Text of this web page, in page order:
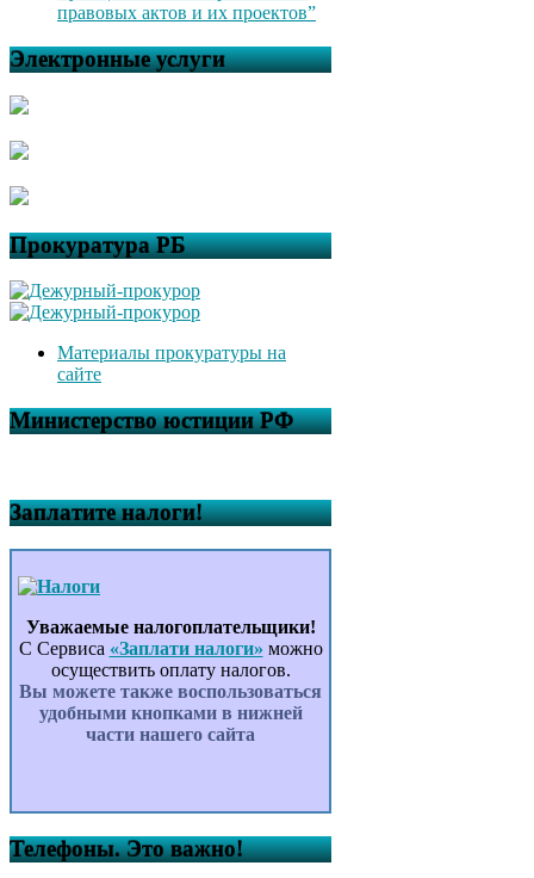
правовых актов и их проектов”
Электронные услуги
Прокуратура РБ
Материалы прокуратуры на
сайте
Министерство юстиции РФ
Заплатите налоги!
Уважаемые налогоплательщики!
С Сервиса «Заплати налоги» можно
осуществить оплату налогов.
Вы можете также воспользоваться
удобными кнопками в нижней
части нашего сайта
Телефоны. Это важно!